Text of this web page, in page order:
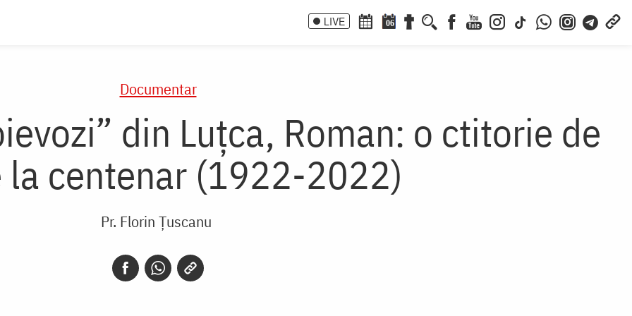
LIVE 06
Documentar
din Luțca, Roman: o ctitorie de
la centenar (1922-2022)
Pr. Florin Ţuscanu